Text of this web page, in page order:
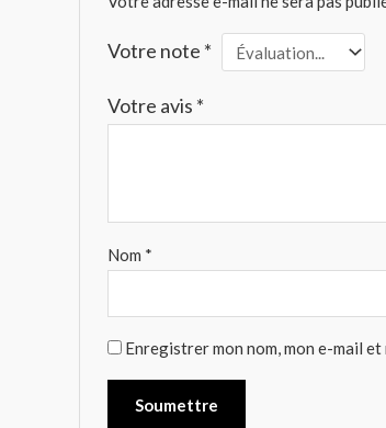
Votre note *
Votre avis *
Nom *
Enregistrer mon nom, mon e-mail